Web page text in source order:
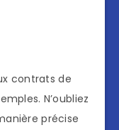
contrats de
N’oubliez
précise